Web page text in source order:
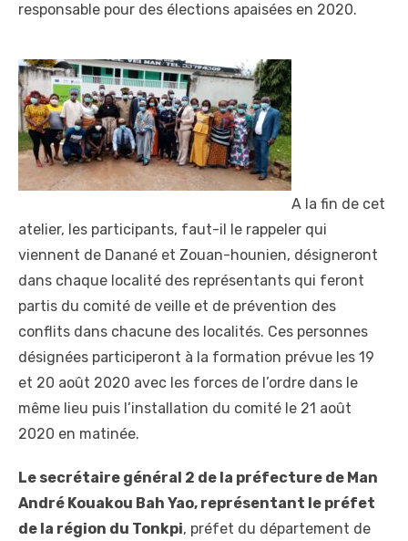
responsable pour des élections apaisées en 2020.
A la fin de cet
atelier, les participants, faut-il le rappeler qui
viennent de Danané et Zouan-hounien, désigneront
dans chaque localité des représentants qui feront
partis du comité de veille et de prévention des
conflits dans chacune des localités. Ces personnes
désignées participeront à la formation prévue les 19
et 20 août 2020 avec les forces de l’ordre dans le
même lieu puis l’installation du comité le 21 août
2020 en matinée.
Le secrétaire général 2 de la préfecture de Man
André Kouakou Bah Yao, représentant le préfet
de la région du Tonkpi, préfet du département de